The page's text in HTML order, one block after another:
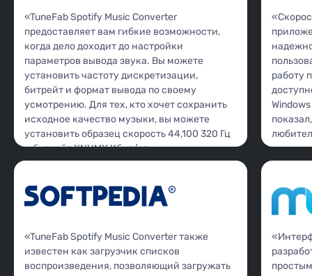
«TuneFab Spotify Music Converter
предоставляет вам гибкие возможности,
когда дело доходит до настройки
параметров вывода звука. Вы можете
установить частоту дискретизации,
битрейт и формат вывода по своему
усмотрению. Для тех, кто хочет сохранить
исходное качество музыки, вы можете
установить образец скорость 44,100 320 Гц
и битрейт XNUMX Кбит/с».
работу
«TuneFab Spotify Music Converter также
известен как загрузчик списков
воспроизведения, позволяющий загружать